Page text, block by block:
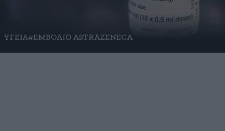
ΥΓΕΙΑ#ΕΜΒΟΛΙΟ ASTRAZENECA